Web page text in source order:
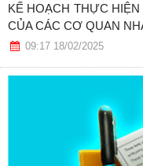
KẾ HOẠCH THỰC
CỦA CÁC CƠ QUAN
09:17 18/02/2025